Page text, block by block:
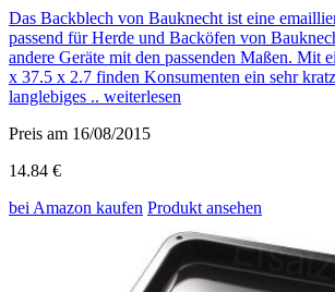
Das Backblech von Bauknecht ist eine
passend für Herde und Backöfen von
andere Geräte mit den passenden Maßen. Mit
x 37.5 x 2.7 finden Konsumenten ein sehr
langlebiges .. weiterlesen
Preis am 16/08/2015
14.84 €
bei Amazon kaufen Produkt ansehen